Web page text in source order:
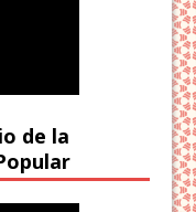
de la